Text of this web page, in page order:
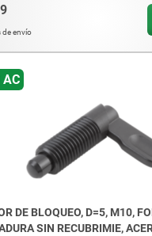
Empuñadura sin
tuerca
de envío
DE BLOQUEO, D=5, M10,
SIN RECUBRIMIE,